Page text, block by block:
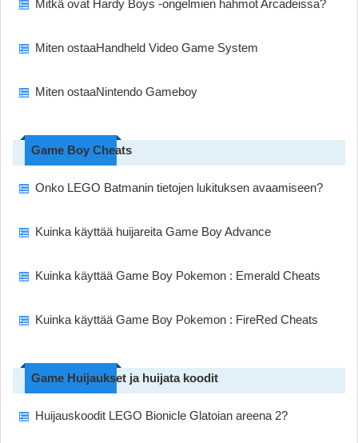
Mitkä ovat Hardy Boys -ongelmien hahmot Arcadeissa?
Miten ostaaHandheld Video Game System
Miten ostaaNintendo Gameboy
Game Boy Cheats
Onko LEGO Batmanin tietojen lukituksen avaamiseen?
Kuinka käyttää huijareita Game Boy Advance
Kuinka käyttää Game Boy Pokemon : Emerald Cheats
Kuinka käyttää Game Boy Pokemon : FireRed Cheats
Game Huijaukset ja huijata koodit
Huijauskoodit LEGO Bionicle Glatoian areena 2?